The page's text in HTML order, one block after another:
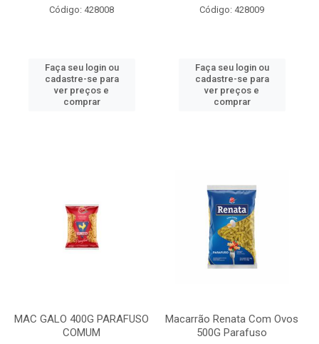
Código: 428008
Faça seu login ou
cadastre-se para
ver preços e
comprar
Código: 428009
Faça seu login ou
cadastre-se para
ver preços e
comprar
MAC GALO 400G PARAFUSO
COMUM
Macarrão Renata Com Ovos
500G Parafuso